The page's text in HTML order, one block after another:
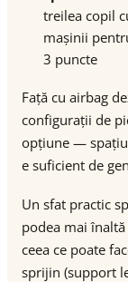
treilea copil
mașinii
3 puncte
Față cu airbag
configurații de
opțiune —
e suficient de
Un sfat practic
podea mai
ceea ce poate
sprijin (support